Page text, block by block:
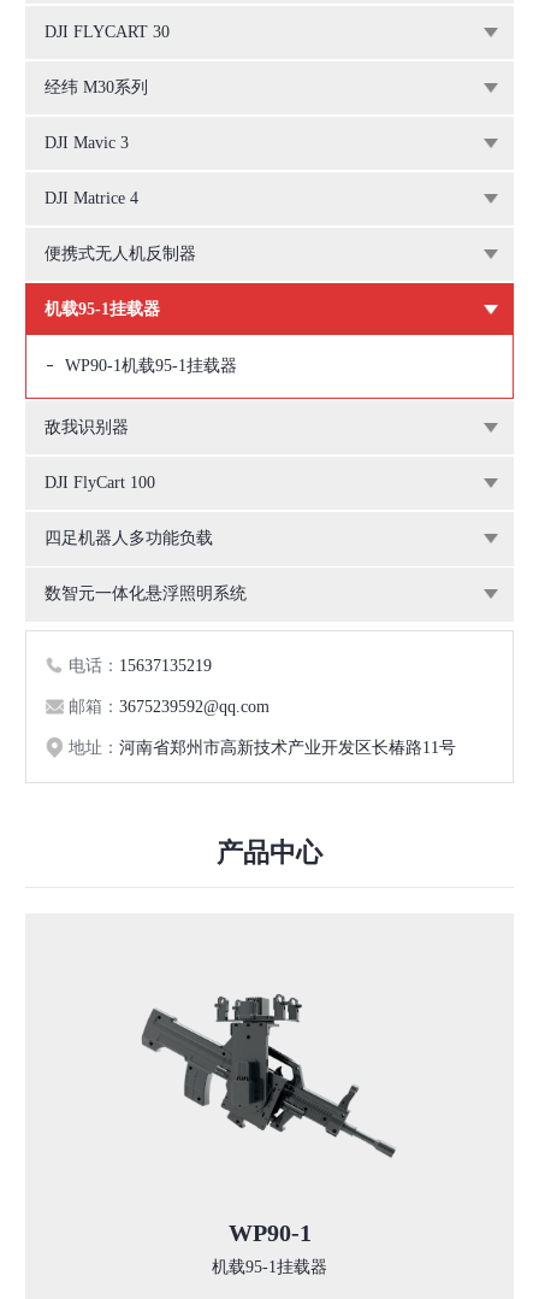
DJI FLYCART 30
经纬 M30系列
DJI Mavic 3
DJI Matrice 4
便携式无人机反制器
机载95-1挂载器
WP90-1机载95-1挂载器
敌我识别器
DJI FlyCart 100
四足机器人多功能负载
数智元一体化悬浮照明系统
电话： 15637135219
邮箱： 3675239592@qq.com
地址： 河南省郑州市高新技术产业开发区长椿路11号
产品中心
WP90-1
机载95-1挂载器